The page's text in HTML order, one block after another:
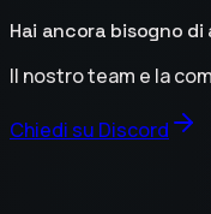
Hai ancora bisogno
Il nostro team e la
Chiedi su Discord